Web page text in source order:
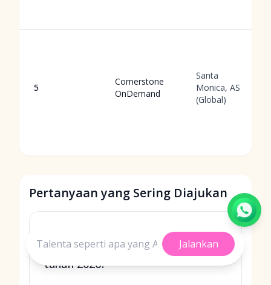
5
Cornerstone
OnDemand
Santa
Monica, AS
(Global)
Pertanyaan yang Sering Diajukan
Platform ATS mana yang terbaik
untuk mobilitas internal pada
tahun 2026?
Jalankan